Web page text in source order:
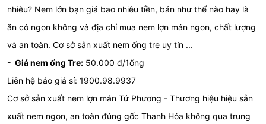
nhiêu? Nem lớn bạn giá bao nhiêu tiền, bán như thế nào hay là
ăn có ngon không và địa chỉ mua nem lợn mán ngon, chất lượng
và an toàn. Cơ sở sản xuất nem ống tre uy tín ...
- Giá nem ống Tre: 50.000 đ/1ống
Liên hệ báo giá sỉ: 1900.98.9937
Cơ sở sản xuất nem lợn mán Tứ Phương - Thương hiệu hiệu sản
xuất nem ngon, an toàn đúng gốc Thanh Hóa không qua trung